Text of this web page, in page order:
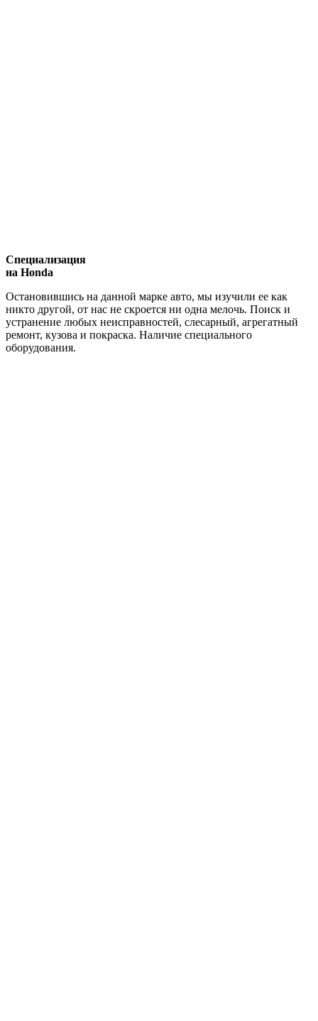
Специализация
на Honda
Остановившись на данной марке авто, мы изучили ее как
никто другой, от нас не скроется ни одна мелочь. Поиск и
устранение любых неисправностей, слесарный, агрегатный
ремонт, кузова и покраска. Наличие специального
оборудования.